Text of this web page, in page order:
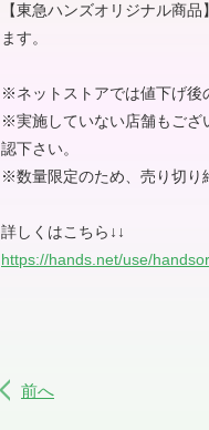
【東急ハンズオリジナル商
ます。
※ネットストアでは値下げ後
※実施していない店舗もご
認下さい。
※数量限定のため、売り切り
詳しくはこちら ↓↓
https://hands.net/use/
前へ